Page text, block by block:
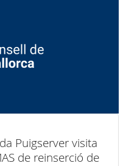
Puigserver visita
de reinserció de